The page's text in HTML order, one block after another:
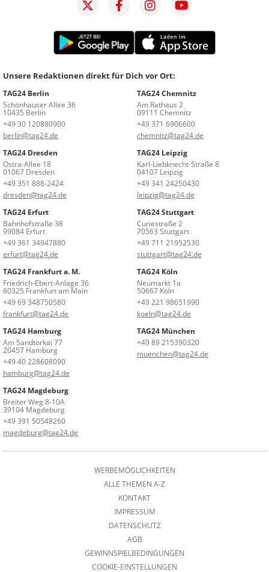
Unsere Redaktionen direkt für Dich vor Ort:
TAG24 Berlin
Schönhauser Allee 36
10435 Berlin
+49 30 120880900
berlin@tag24.de
TAG24 Chemnitz
Am Rathaus 2
09111 Chemnitz
+49 371 6906600
chemnitz@tag24.de
TAG24 Dresden
Ostra-Allee 18
01067 Dresden
+49 351 888-2424
dresden@tag24.de
TAG24 Leipzig
Karl-Liebknecht-Straße 8
04107 Leipzig
+49 341 24250430
leipzig@tag24.de
TAG24 Erfurt
Bahnhofstraße 38
99084 Erfurt
+49 361 34947880
erfurt@tag24.de
TAG24 Stuttgart
Curiestraße 2
70563 Stuttgart
+49 711 21952530
stuttgart@tag24.de
TAG24 Frankfurt a. M.
Friedrich-Ebert-Anlage 36
60325 Frankfurt am Main
+49 69 348750580
frankfurt@tag24.de
TAG24 Köln
Neumarkt 1a
50667 Köln
+49 221 98651990
koeln@tag24.de
TAG24 Hamburg
Am Sandtorkai 77
20457 Hamburg
+49 40 228608090
hamburg@tag24.de
TAG24 München
+49 89 215390320
muenchen@tag24.de
TAG24 Magdeburg
Breiter Weg 8-10A
39104 Magdeburg
+49 391 50548260
magdeburg@tag24.de
WERBEMÖGLICHKEITEN
ALLE THEMEN A-Z
KONTAKT
IMPRESSUM
DATENSCHUTZ
AGB
GEWINNSPIELBEDINGUNGEN
COOKIE-EINSTELLUNGEN